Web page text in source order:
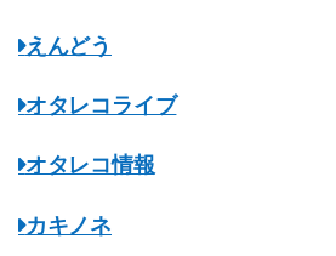
えんどう
オタレコライブ
オタレコ情報
カキノネ